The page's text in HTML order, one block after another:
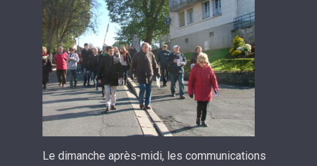
Le dimanche après-midi, les communications